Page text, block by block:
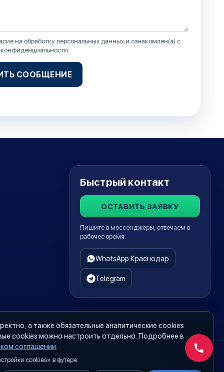
на обработку персональных данных и ознакомлен(а) с
.
СООБЩЕНИЕ
Быстрый контакт
ОСТАВИТЬ ЗАЯВКУ
Пишите в мессенджеры, отвечаем в
рабочее время.
WhatsApp Краснодар
Telegram
а также обязательные аналитические cookies
cookies можно настроить отдельно. Подробнее в
соглашении
cookies» в футере.